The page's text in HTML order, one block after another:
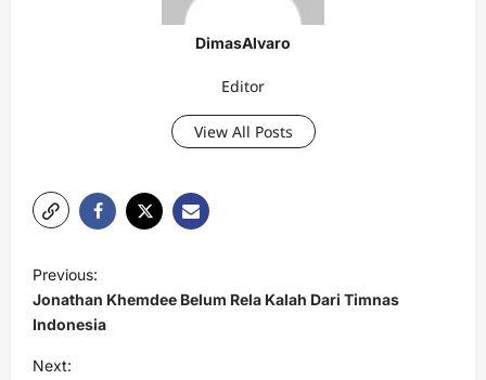
DimasAlvaro
Editor
View All Posts
P
o
s
t
Previous:
Jonathan Khemdee Belum Rela Kalah Dari Timnas
Indonesia
Next: